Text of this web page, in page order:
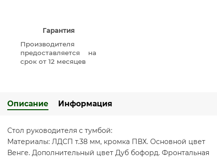
Гарантия
Производителя
предоставляется на
срок от 12 месяцев
Описание Информация
Стол руководителя с тумбой:
Материалы: ЛДСП т.38 мм, кромка ПВХ. Основной цвет
Венге. Дополнительный цвет Дуб бофорд. Фронтальная